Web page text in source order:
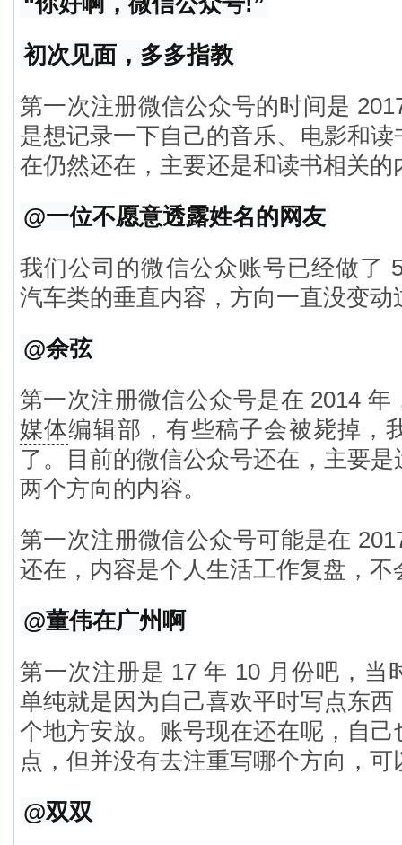
初次见面，多多指教
第一次注册微信公众号的时间是
是想记录一下自己的音乐、电影和
在仍然还在，主要还是和读书相关的
@一位不愿意透露姓名的网友
我们公司的微信公众账号已经做了
汽车类的垂直内容，方向一直没变动
@余弦
第一次注册微信公众号是在 2014 年
媒体编辑部，有些稿子会被毙掉，
了。目前的微信公众号还在，主要
两个方向的内容。
第一次注册微信公众号可能是在
还在，内容是个人生活工作复盘，不
@董伟在广州啊
第一次注册是 17 年 10 月份吧，当
单纯就是因为自己喜欢平时写点东
个地方安放。账号现在还在呢，自
点，但并没有去注重写哪个方向，
@双双